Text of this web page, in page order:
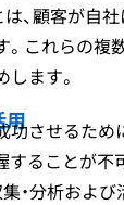
、顧客が自
これらの複
ます。
用させるため
ることが不
・分析およ